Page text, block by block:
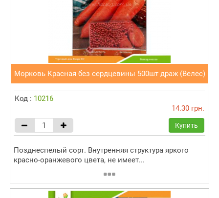
Морковь Красная без сердцевины 500шт драж (Велес)
Код : 10216
14.30 грн.
Купить
Позднеспелый сорт. Внутренняя структура яркого
красно-оранжевого цвета, не имеет...